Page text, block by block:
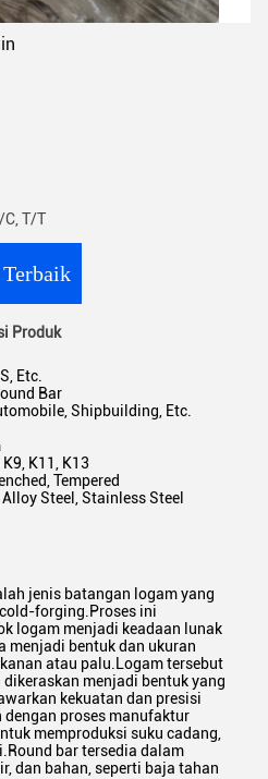
T/T
Produk
Etc.
Bar
Shipbuilding, Etc.
K11, K13
Tempered
Steel, Stainless Steel
jenis batangan logam yang
forging.Proses ini
logam menjadi keadaan lunak
menjadi bentuk dan ukuran
atau palu.Logam tersebut
menjadi bentuk yang
kekuatan dan presisi
proses manufaktur
memproduksi suku cadang,
bar tersedia dalam
dan bahan, seperti baja tahan